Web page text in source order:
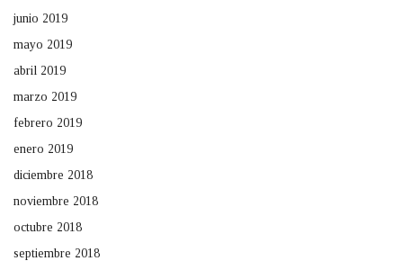
junio 2019
mayo 2019
abril 2019
marzo 2019
febrero 2019
enero 2019
diciembre 2018
noviembre 2018
octubre 2018
septiembre 2018